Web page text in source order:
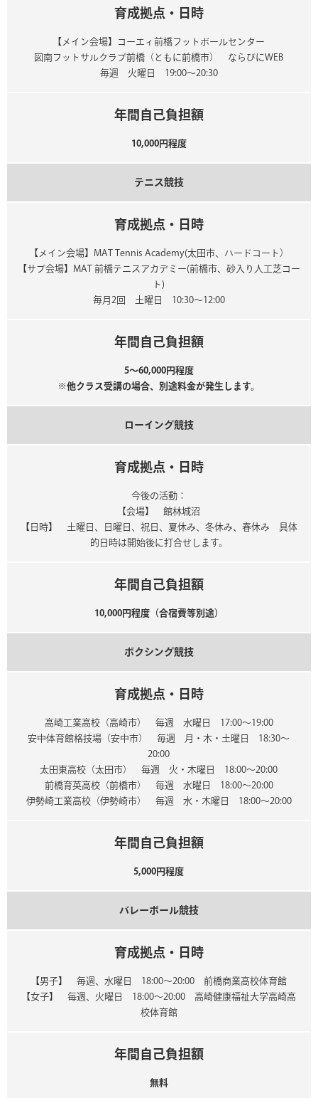
育成拠点・日時
【メイン会場】コーエィ前橋フットボールセンター
図南フットサルクラブ前橋（ともに前橋市） ならびにWEB
毎週 火曜日 19:00～20:30
年間自己負担額
10,000円程度
テニス競技
育成拠点・日時
【メイン会場】MAT Tennis Academy(太田市、ハードコート）
【サブ会場】MAT 前橋テニスアカデミー(前橋市、砂入り人工芝コー
ト)
毎月2回 土曜日 10:30～12:00
年間自己負担額
5～60,000円程度
※他クラス受講の場合、別途料金が発生します。
ローイング競技
育成拠点・日時
今後の活動：
【会場】 館林城沼
【日時】 土曜日、日曜日、祝日、夏休み、冬休み、春休み 具体
的日時は開始後に打合せします。
年間自己負担額
10,000円程度（合宿費等別途）
ボクシング競技
育成拠点・日時
高崎工業高校（高崎市） 毎週 水曜日 17:00～19:00
安中体育館格技場（安中市） 毎週 月・木・土曜日 18:30～
20:00
太田東高校（太田市） 毎週 火・木曜日 18:00～20:00
前橋育英高校（前橋市） 毎週 水曜日 18:00～20:00
伊勢崎工業高校（伊勢崎市） 毎週 水・木曜日 18:00～20:00
年間自己負担額
5,000円程度
バレーボール競技
育成拠点・日時
【男子】 毎週、水曜日 18:00～20:00 前橋商業高校体育館
【女子】 毎週、火曜日 18:00～20:00 高崎健康福祉大学高崎高
校体育館
年間自己負担額
無料